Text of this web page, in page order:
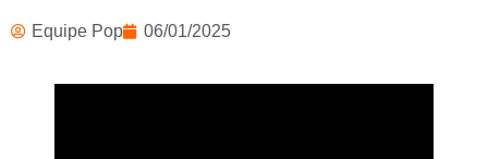
Equipe Pop 06/01/2025